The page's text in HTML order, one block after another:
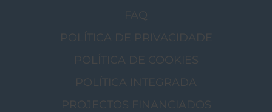
FAQ
POLÍTICA DE PRIVACIDADE
POLÍTICA DE COOKIES
POLÍTICA INTEGRADA
PROJECTOS FINANCIADOS